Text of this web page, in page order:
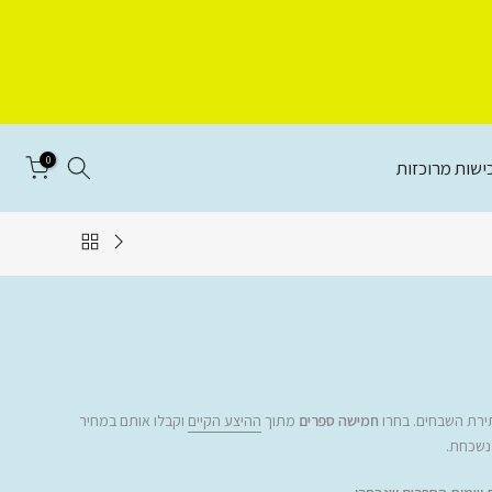
מרוכזות 0
השבחים. בחרו חמישה ספרים מתוך ההיצע הקיים וקבלו אותם במחיר